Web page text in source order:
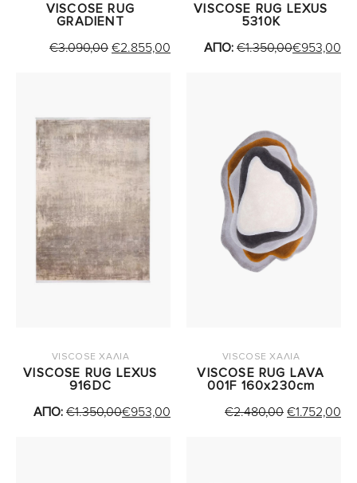
VISCOSE RUG
GRADIENT
€3.090,00 ORIGINAL
€2.855,00
VISCOSE RUG LEXUS
5310K
ΑΠΟ: €1.350,00€953,00
VISCOSE ΧΑΛΙΑ
VISCOSE RUG LEXUS
916DC
ΑΠΟ: €1.350,00€953,00
VISCOSE ΧΑΛΙΑ
VISCOSE RUG LAVA
001F 160x230cm
€2.480,00 ORIGINAL
€1.752,00